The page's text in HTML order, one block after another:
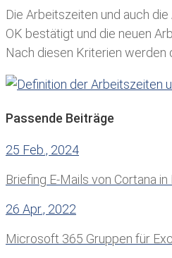
Die Arbeitszeiten und auch
OK bestätigt und die neuen
Nach diesen Kriterien werden
Passende Beiträge
25 Feb., 2024
Briefing E-Mails von Cortana
26 Apr., 2022
Microsoft 365 Gruppen für